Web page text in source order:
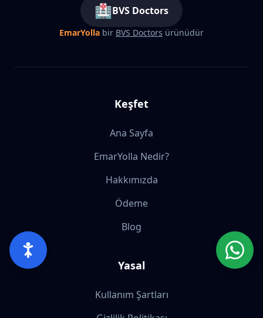
🏥BVS Doctors
EmarYolla bir BVS Doctors ürünüdür
Keşfet
Ana Sayfa
EmarYolla Nedir?
Hakkımızda
Ödeme
Blog
Yasal
Kullanım Şartları